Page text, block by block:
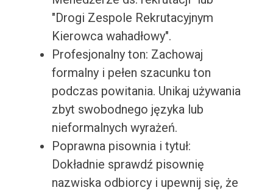
"Drogi Zespole Rekrutacyjnym
Kierowca wahadłowy".
Profesjonalny ton: Zachowaj
formalny i pełen szacunku ton
podczas powitania. Unikaj używania
zbyt swobodnego języka lub
nieformalnych wyrażeń.
Poprawna pisownia i tytuł:
Dokładnie sprawdź pisownię
nazwiska odbiorcy i upewnij się, że